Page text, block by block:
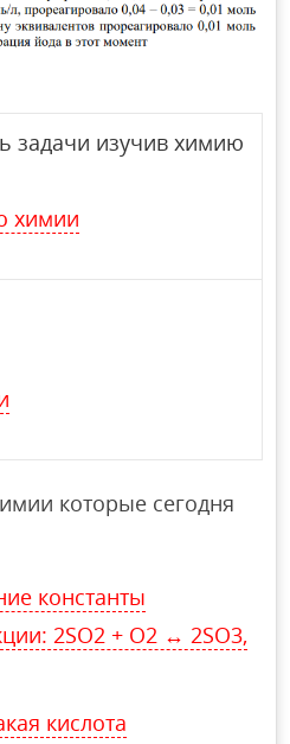
задачи изучив химию
химии
которые сегодня
константы
2SO2 + O2 ↔ 2SO3,
кислота